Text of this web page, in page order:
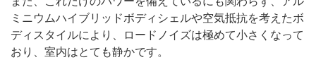
ミニウムハイブリッドボディシェルや空気抵抗を考えたボ
ディスタイルにより、ロードノイズは極めて小さくなって
おり、室内はとても静かです。